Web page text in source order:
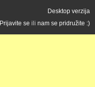
Desktop verzija
Prijavite se ili nam se pridružite :)